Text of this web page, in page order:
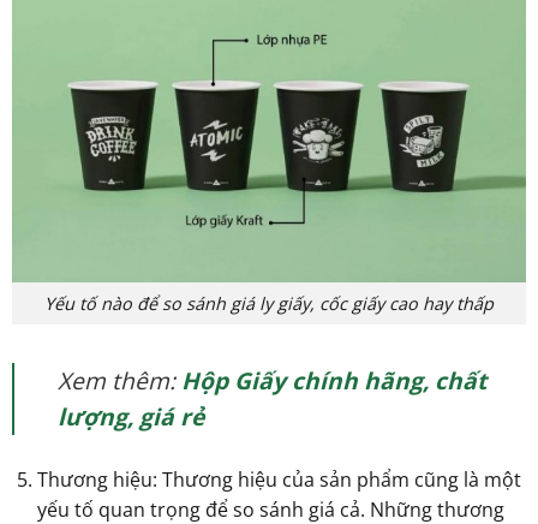
Yếu tố nào để so sánh giá ly giấy, cốc giấy cao hay thấp
Xem thêm:Hộp Giấy chính hãng, chất
lượng, giá rẻ
Thương hiệu: Thương hiệu của sản phẩm cũng là một
yếu tố quan trọng để so sánh giá cả. Những thương